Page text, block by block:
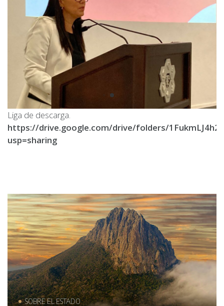
Liga de descarga.
https://drive.google.com/drive/folders/
usp=sharing
SOBRE EL ESTADO